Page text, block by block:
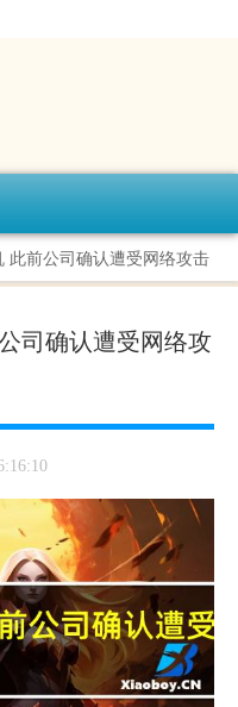
此前公司确认遭受网络攻击
司确认遭受网络攻